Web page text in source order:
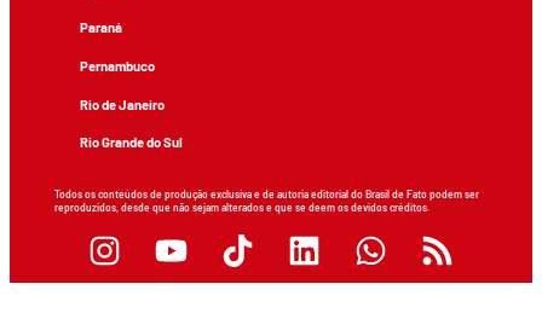
Paraná
Pernambuco
Rio de Janeiro
Rio Grande do Sul
Todos os conteúdos de produção exclusiva e de autoria editorial do Brasil de Fato podem ser
reproduzidos, desde que não sejam alterados e que se deem os devidos créditos.